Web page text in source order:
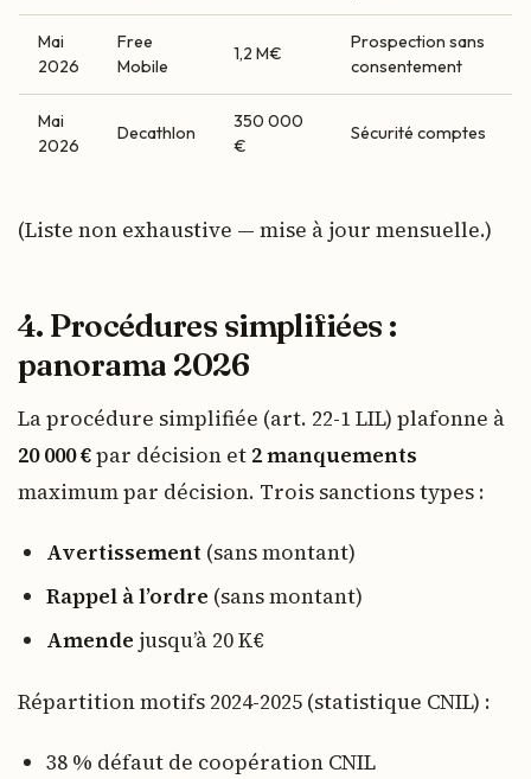
Mai
2026
Free
Mobile
1,2 M€
Prospection sans
consentement
Mai
2026
Decathlon
350 000
€
Sécurité comptes
(Liste non exhaustive — mise à jour mensuelle.)
4. Procédures simplifiées :
panorama 2026
La procédure simplifiée (art. 22-1 LIL) plafonne à
20 000 €par décision et 2 manquements
maximum par décision. Trois sanctions types :
Avertissement (sans montant)
Rappel à l’ordre (sans montant)
Amende jusqu’à 20 K€
Répartition motifs 2024-2025 (statistique CNIL) :
38 % défaut de coopération CNIL